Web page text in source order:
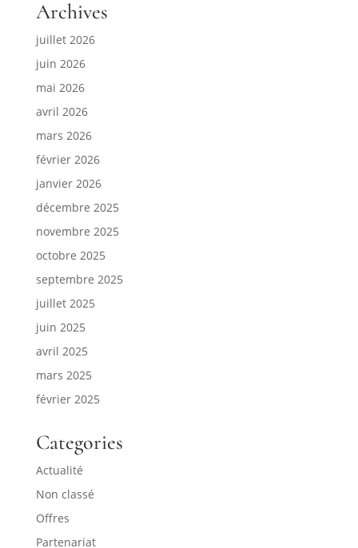
Archives
juillet 2026
juin 2026
mai 2026
avril 2026
mars 2026
février 2026
janvier 2026
décembre 2025
novembre 2025
octobre 2025
septembre 2025
juillet 2025
juin 2025
avril 2025
mars 2025
février 2025
Categories
Actualité
Non classé
Offres
Partenariat